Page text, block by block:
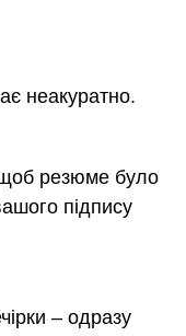
неакуратно.
щоб резюме було
підпису
– одразу